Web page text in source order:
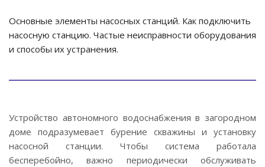
Основные элементы насосных станций. Как подключить
насосную станцию. Частые неисправности оборудования
и способы их устранения.
Устройство автономного водоснабжения в загородном
доме подразумевает бурение скважины и установку
насосной станции. Чтобы система работала
бесперебойно, важно периодически обслуживать